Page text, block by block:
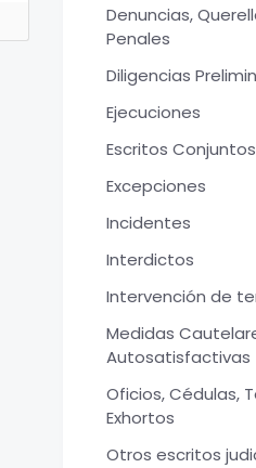
Denuncias,
Penales
Diligencias
Ejecuciones
Escritos
Excepciones
Incidentes
Interdictos
Intervención de
Medidas
Autosatisfactivas
Oficios, Cédulas,
Exhortos
Otros escritos